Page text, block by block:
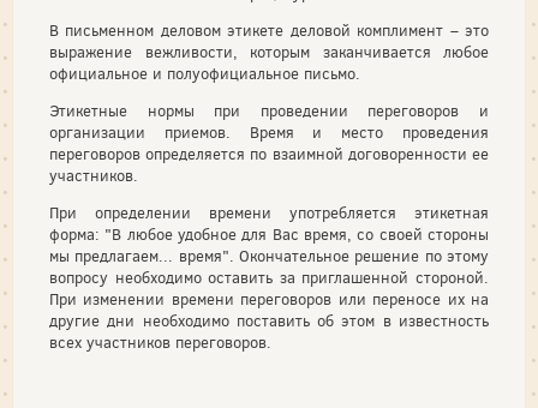
В письменном деловом этикете деловой комплимент – это
выражение вежливости, которым заканчивается любое
официальное и полуофициальное письмо.
Этикетные нормы при проведении переговоров и
организации приемов. Время и место проведения
переговоров определяется по взаимной договоренности ее
участников.
При определении времени употребляется этикетная
форма: "В любое удобное для Вас время, со своей стороны
мы предлагаем... время". Окончательное решение по этому
вопросу необходимо оставить за приглашенной стороной.
При изменении времени переговоров или переносе их на
другие дни необходимо поставить об этом в известность
всех участников переговоров.